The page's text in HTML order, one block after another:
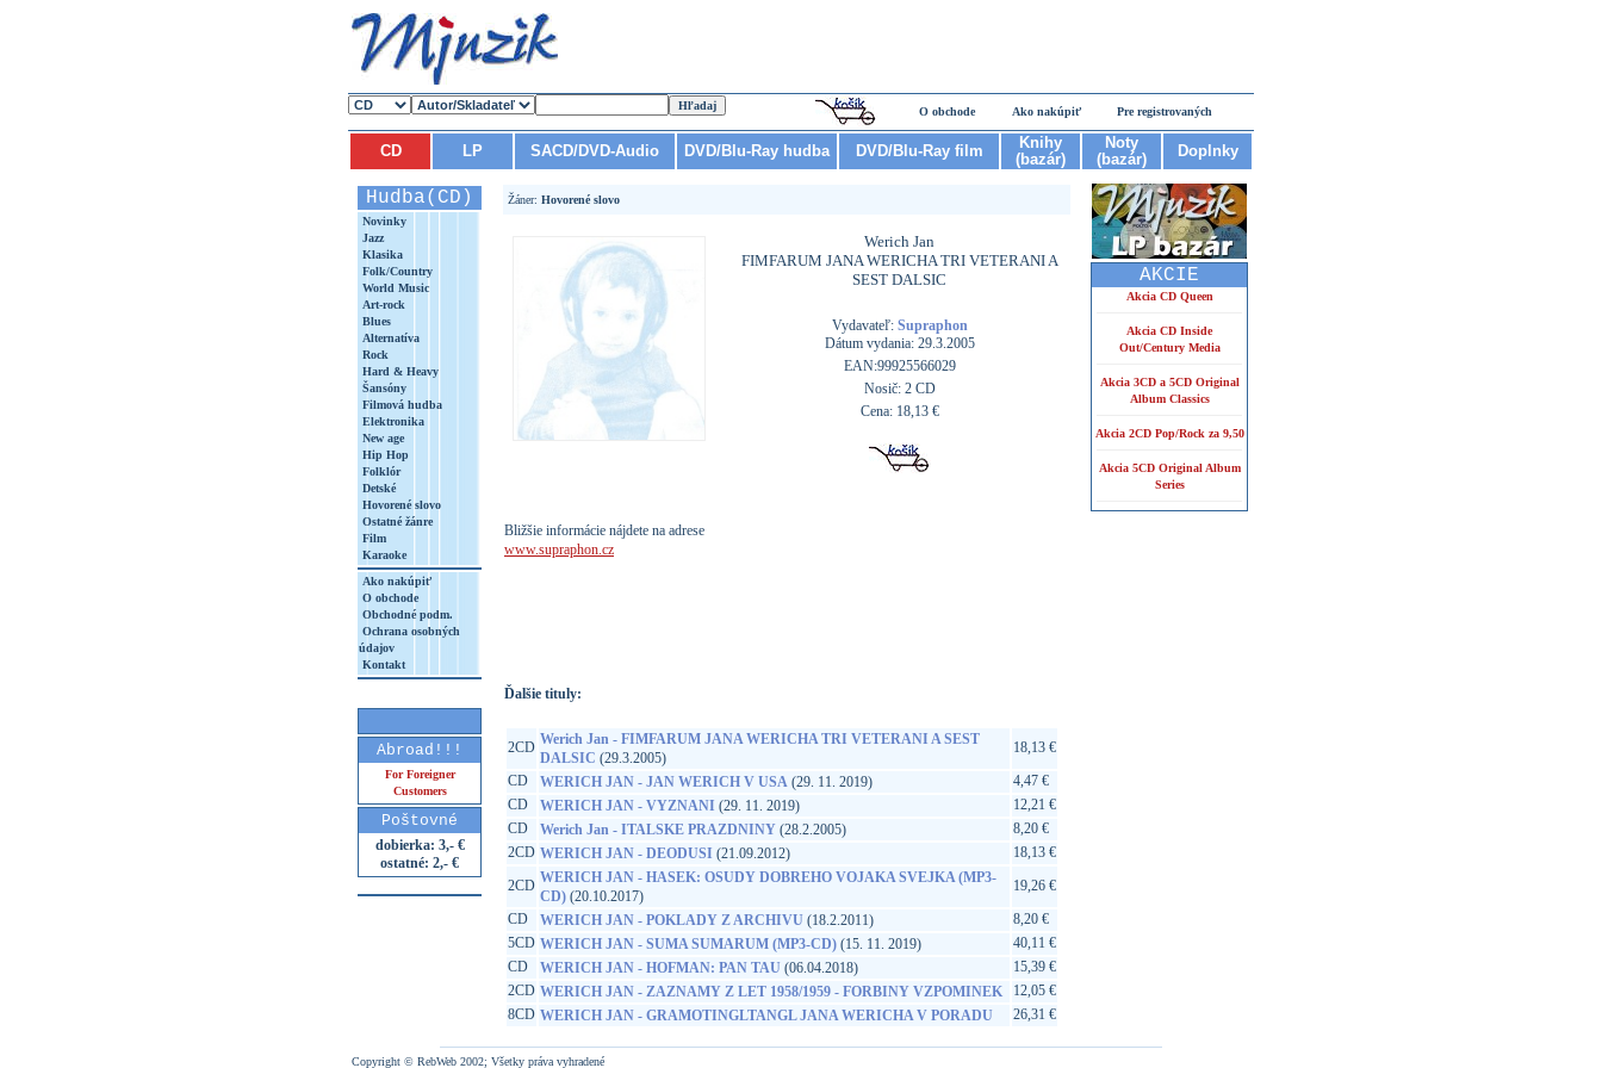
O obchode Ako nakúpiť Pre registrovaných
CD LP SACD/DVD-Audio DVD/Blu-Ray hudba DVD/Blu-Ray film
Knihy
(bazár)
Noty
(bazár)
Doplnky
Hudba(CD)
Novinky
Jazz
Klasika
Folk/Country
World Music
Art-rock
Blues
Alternatíva
Rock
Hard & Heavy
Šansóny
Filmová hudba
Elektronika
New age
Hip Hop
Folklór
Detské
Hovorené slovo
Ostatné žánre
Film
Karaoke
Ako nakúpiť
O obchode
Obchodné podm.
Ochrana osobných
údajov
Kontakt
Abroad!!!
For Foreigner
Customers
Poštovné
dobierka: 3,- €
ostatné: 2,- €
Žáner: Hovorené slovo
Werich Jan
FIMFARUM JANA WERICHA TRI VETERANI A
SEST DALSIC
Vydavateľ: Supraphon
Dátum vydania: 29.3.2005
EAN:99925566029
Nosič: 2 CD
Cena: 18,13 €
Bližšie informácie nájdete na adrese
www.supraphon.cz
Ďalšie tituly:
2CD Werich Jan - FIMFARUM JANA WERICHA TRI VETERANI A SEST
DALSIC (29.3.2005)
18,13 €
CD
WERICH JAN - JAN WERICH V USA (29. 11. 2019)
4,47 €
CD
WERICH JAN - VYZNANI (29. 11. 2019)
12,21 €
CD
Werich Jan - ITALSKE PRAZDNINY (28.2.2005)
8,20 €
2CD WERICH JAN - DEODUSI (21.09.2012)
18,13 €
2CD WERICH JAN - HASEK: OSUDY DOBREHO VOJAKA SVEJKA (MP3-
CD) (20.10.2017)
19,26 €
CD
WERICH JAN - POKLADY Z ARCHIVU (18.2.2011)
8,20 €
5CD WERICH JAN - SUMA SUMARUM (MP3-CD) (15. 11. 2019)
40,11 €
CD
WERICH JAN - HOFMAN: PAN TAU (06.04.2018)
15,39 €
2CD WERICH JAN - ZAZNAMY Z LET 1958/1959 - FORBINY VZPOMINEK
12,05 €
8CD WERICH JAN - GRAMOTINGLTANGL JANA WERICHA V PORADU 26,31 €
AKCIE
Akcia CD Queen
Akcia CD Inside
Out/Century Media
Akcia 3CD a 5CD Original
Album Classics
Akcia 2CD Pop/Rock za 9,50
Akcia 5CD Original Album
Series
Copyright © RebWeb 2002; Všetky práva vyhradené